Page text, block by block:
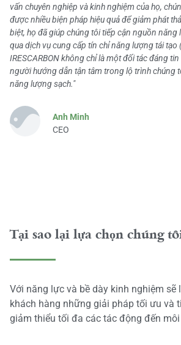
vấn chuyên nghiệp và kinh nghiệm của họ,
được nhiều biện pháp hiệu quả để giảm phát
biệt, họ đã giúp chúng tôi tiếp cận nguồn
qua dịch vụ cung cấp tín chỉ năng lượng tái tạo
IRESCARBON không chỉ là một đối tác đáng
người hướng dẫn tận tâm trong lộ trình chúng
năng lượng sạch."
Anh Minh
CEO
Tại sao lại lựa chọn chúng
Với năng lực và bề dày kinh nghiệm sẽ
khách hàng những giải pháp tối ưu và
giảm thiểu tối đa các tác động đến